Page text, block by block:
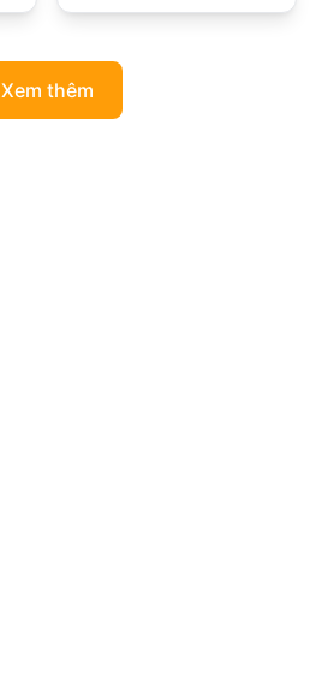
Xem thêm